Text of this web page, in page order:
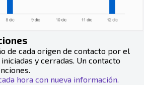
de cada origen de contacto por el
y cerradas. Un contacto
hora con nueva información.